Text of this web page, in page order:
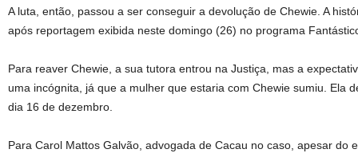
A luta, então, passou a ser conseguir a devolução de Chewie. A
após reportagem exibida neste domingo (26) no programa
Para reaver Chewie, a sua tutora entrou na Justiça, mas a
uma incógnita, já que a mulher que estaria com Chewie sumiu. Ela
dia 16 de dezembro.
Para Carol Mattos Galvão, advogada de Cacau no caso, apesar do